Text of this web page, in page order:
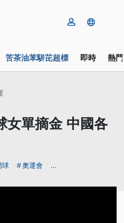
苦茶油苯駢芘超標 即時 熱
女單摘金 中國各
球 奧運會 ...